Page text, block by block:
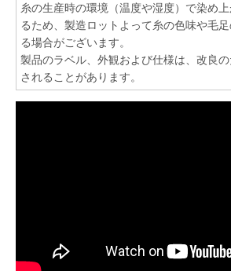
糸の生産時の環境（温度や湿度）で染め
るため、製造ロットよって糸の色味や毛
る場合がございます。
製品のラベル、外観および仕様は、改良
されることがあります。